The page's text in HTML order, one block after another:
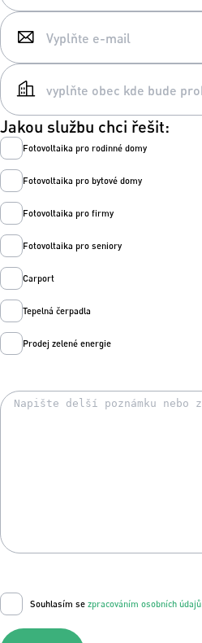
Jakou službu chci řešit:
Fotovoltaika pro rodinné domy
Fotovoltaika pro bytové domy
Fotovoltaika pro firmy
Fotovoltaika pro seniory
Carport
Tepelná čerpadla
Prodej zelené energie
Souhlasím se zpracováním osobních údajů